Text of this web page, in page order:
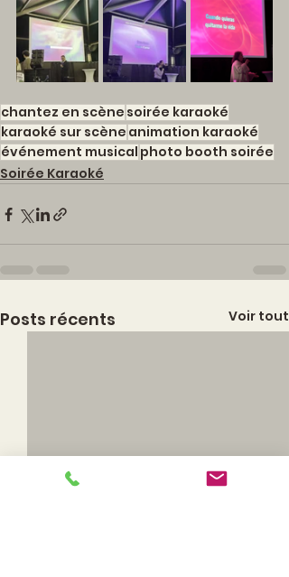
chantez en scène soirée karaoké
karaoké sur scène animation karaoké
événement musical photo booth soirée
Soirée Karaoké
Posts récents Voir tout